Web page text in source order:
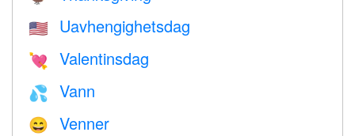
🇺🇸 Uavhengighetsdag
💘 Valentinsdag
💦 Vann
😄 Venner